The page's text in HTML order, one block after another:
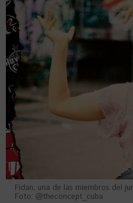
Fidan, una de las miembros del
Foto: @theconcept_cuba